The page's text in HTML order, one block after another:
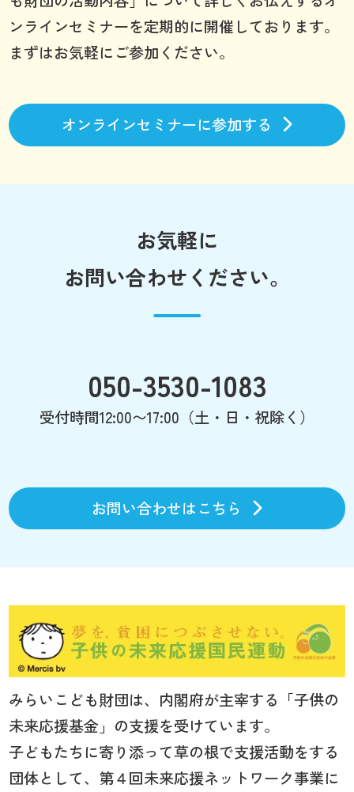
ンラインセミナーを定期的に開催しております。
まずはお気軽にご参加ください。
オンラインセミナーに参加する
お気軽に
お問い合わせください。
050-3530-1083
受付時間12:00〜17:00（土・日・祝除く）
お問い合わせはこちら
みらいこども財団は、内閣府が主宰する「子供の
未来応援基金」の支援を受けています。
子どもたちに寄り添って草の根で支援活動をする
団体として、第４回未来応援ネットワーク事業に